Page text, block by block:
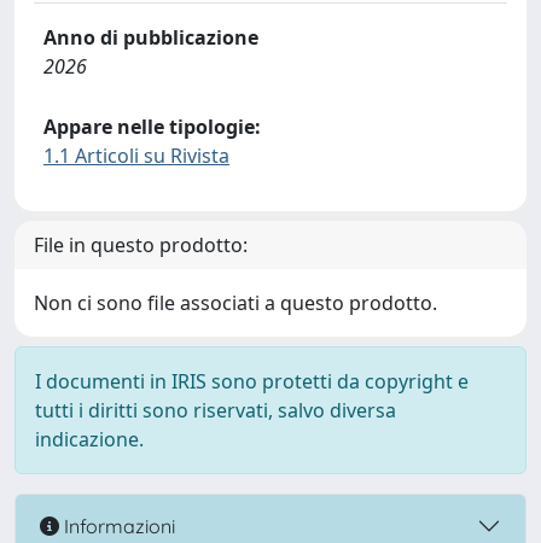
Anno di pubblicazione
2026
Appare nelle tipologie:
1.1 Articoli su Rivista
File in questo prodotto:
Non ci sono file associati a questo prodotto.
I documenti in IRIS sono protetti da copyright e
tutti i diritti sono riservati, salvo diversa
indicazione.
Informazioni